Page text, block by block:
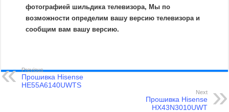
фотографией шильдика телевизора, Мы по
возможности определим вашу версию телевизора и
сообщим вам вашу версию.
Previous
Прошивка Hisense
HE55A6140UWTS
Next
Прошивка Hisense
HX43N3010UWT